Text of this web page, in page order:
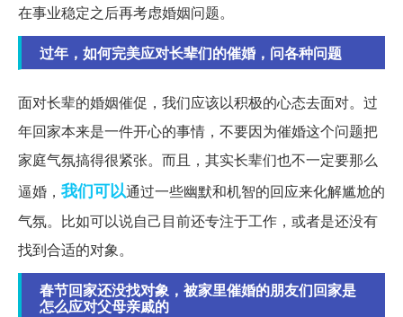
在事业稳定之后再考虑婚姻问题。
过年，如何完美应对长辈们的催婚，问各种问题
面对长辈的婚姻催促，我们应该以积极的心态去面对。过
年回家本来是一件开心的事情，不要因为催婚这个问题把
家庭气氛搞得很紧张。而且，其实长辈们也不一定要那么
逼婚， 我们可以通过一些幽默和机智的回应来化解尴尬的
气氛。比如可以说自己目前还专注于工作，或者是还没有
找到合适的对象。
春节回家还没找对象，被家里催婚的朋友们回家是
怎么应对父母亲戚的